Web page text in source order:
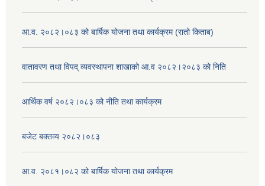
आ.व. २०८२।०८३ को बार्षिक योजना तथा कार्यक्रम (रातो किताब)
वातावरण तथा विपद् व्यवस्थापना शाखाको आ.व २०८२।२०८३ को निति
आर्थिक वर्ष २०८२।०८३ को नीति तथा कार्यक्रम
बजेट बक्तव्य २०८२।०८३
आ.व. २०८१।०८२ को बार्षिक योजना तथा कार्यक्रम